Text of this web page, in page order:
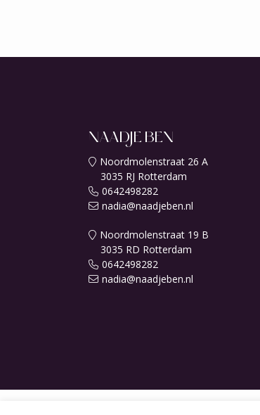
NAADJE BEN
Noordmolenstraat 26 A
3035 RJ Rotterdam
0642498282
nadia@naadjeben.nl
Noordmolenstraat 19 B
3035 RD Rotterdam
0642498282
nadia@naadjeben.nl